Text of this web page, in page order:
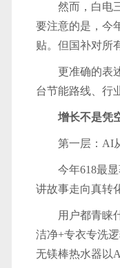
然而，白电
要注意的是，今
贴。但国补对所
更准确的表
台节能路线、行
增长不是凭
第一层：AI
今年618最
讲故事走向真转
用户都青睐
洁净+专衣专洗
无镁棒热水器以